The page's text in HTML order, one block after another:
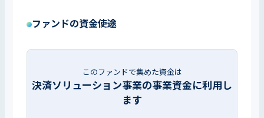
ファンドの資金使途
このファンドで集めた資金は
決済ソリューション事業の事業資金に利用し
ます